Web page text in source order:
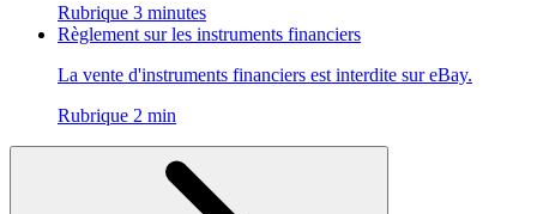
Rubrique 3 minutes
Règlement sur les instruments financiers
La vente d'instruments financiers est interdite sur eBay.
Rubrique 2 min